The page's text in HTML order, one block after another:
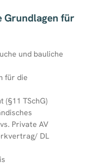
Grundlagen für
und bauliche
für die
(§11 TSchG)
Private AV
DL